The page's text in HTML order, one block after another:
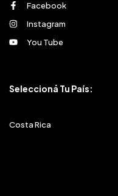
Facebook
Instagram
You Tube
Seleccioná Tu País:
Costa Rica